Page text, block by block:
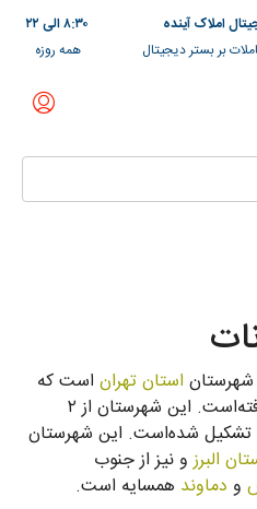
املاک آینده
بر بستر دیجیتال
۸:۳۰ الی ۲۲
همه روزه
استان تهران است که
قرار گرفته‌است. این شهرستان از ۲
تشکیل شده‌است. این شهرستان
البرزو نیز از جنوب
و دماوند همسایه است.